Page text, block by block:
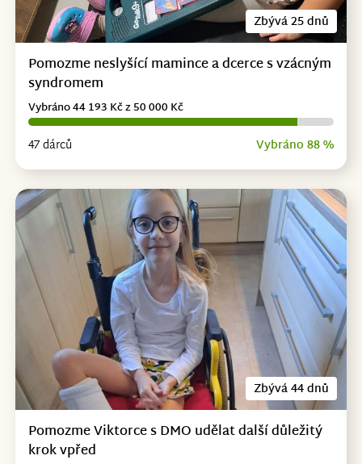
Zbývá 25 dnů
Pomozme neslyšící mamince a dcerce s vzácným
syndromem
47 dárců Vybráno 88 %
Vybráno 44 193 Kč z 50 000 Kč
Zbývá 44 dnů
Pomozme Viktorce s DMO udělat další důležitý
krok vpřed